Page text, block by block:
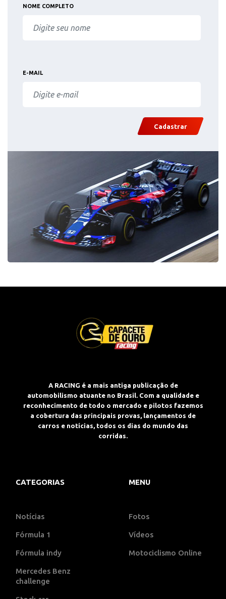
NOME COMPLETO
E-MAIL
Cadastrar
A RACING é a mais antiga publicação de
automobilismo atuante no Brasil. Com a qualidade e
reconhecimento de todo o mercado e pilotos fazemos
a cobertura das principais provas, lançamentos de
carros e notícias, todos os dias do mundo das
corridas.
CATEGORIAS
Notícias
Fórmula 1
Fórmula indy
Mercedes Benz
challenge
MENU
Fotos
Vídeos
Motociclismo Online